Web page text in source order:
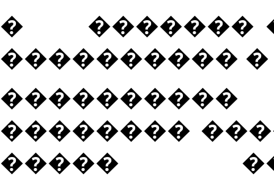
�
�������
����������
��������
�����